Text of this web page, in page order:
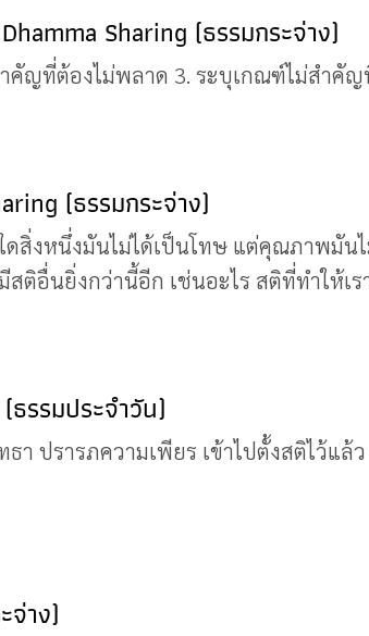
Sharing (ธรรมกระจ่าง)
คัญที่ต้องไม่พลาด 3. ระบุเกณฑ์ไม่สำคั
(ธรรมกระจ่าง)
สิ่งหนึ่งมันไม่ได้เป็นโทษ แต่คุณภาพมัน
อื่นยิ่งกว่านี้อีก เช่นอะไร สติที่ทำให้เร
รรมประจำวัน)
ปรารภความเพียร เข้าไปตั้งสติไว้แล้
จ่าง)